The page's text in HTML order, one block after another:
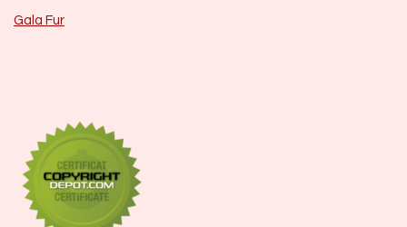
Gala Fur